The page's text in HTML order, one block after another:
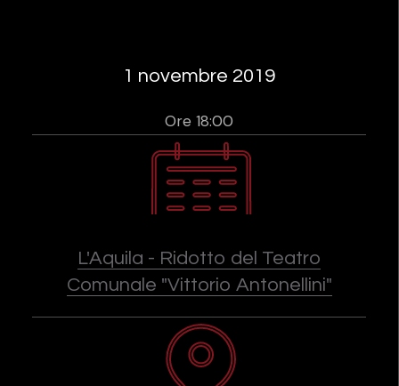
1 novembre 2019
Ore 18:00
L'Aquila - Ridotto del Teatro
Comunale "Vittorio Antonellini"